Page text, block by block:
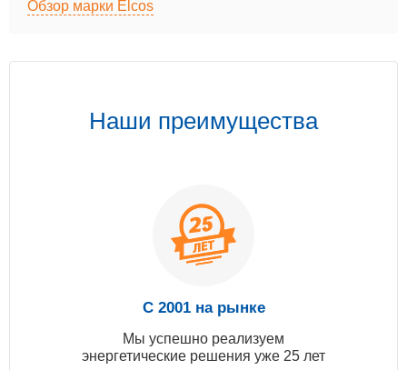
Обзор марки Elcos
Наши преимущества
С 2001 на рынке
Мы успешно реализуем
энергетические решения уже 25 лет